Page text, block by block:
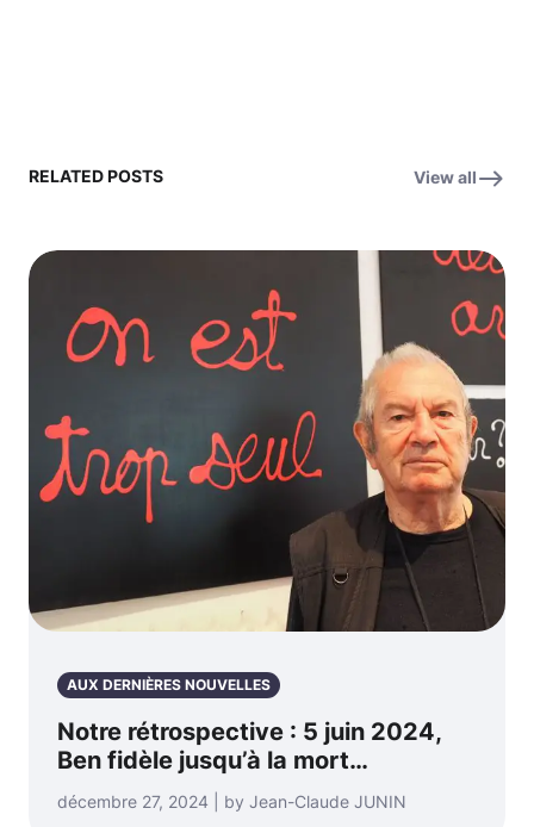
RELATED POSTS View all
AUX DERNIÈRES NOUVELLES
Notre rétrospective : 5 juin 2024,
Ben fidèle jusqu’à la mort…
décembre 27, 2024 | by Jean-Claude JUNIN